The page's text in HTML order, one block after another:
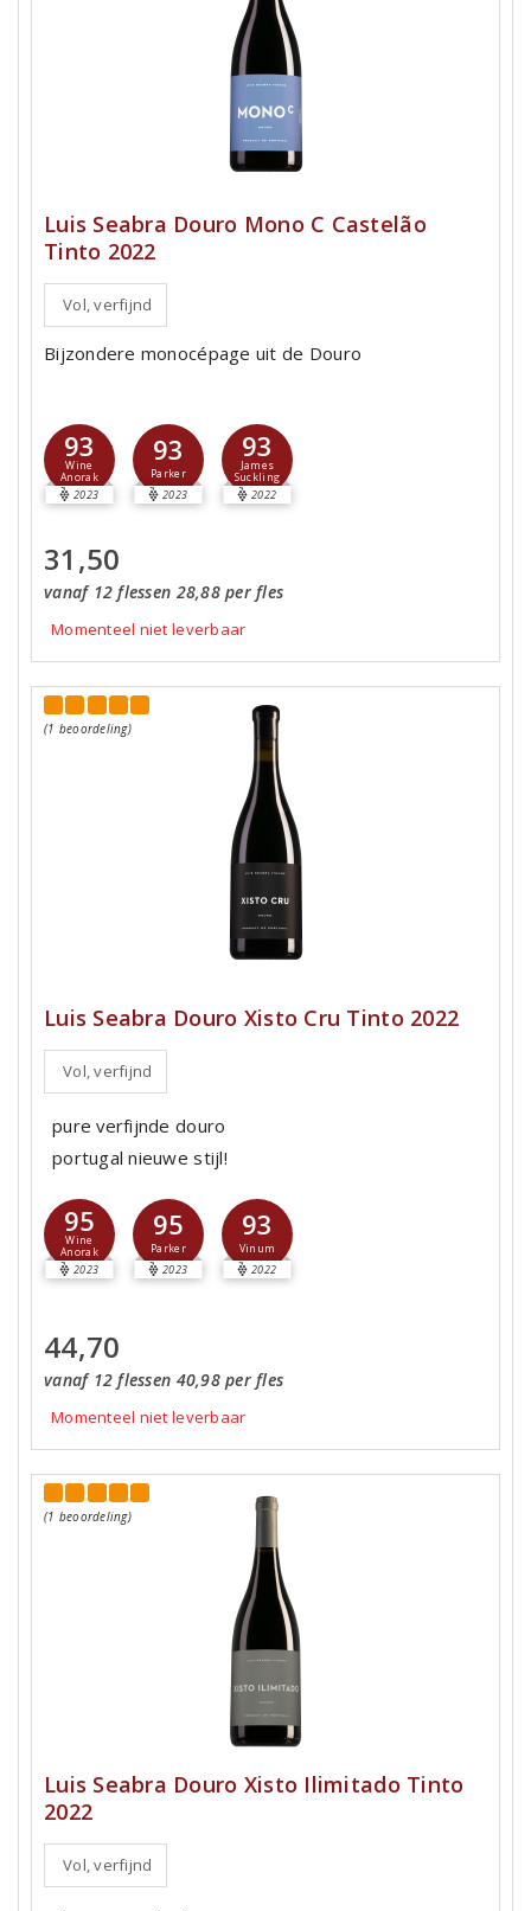
Luis Seabra Douro Mono C Castelão
Tinto 2022
Vol, verfijnd
Bijzondere monocépage uit de Douro
93
Wine
Anorak
2023
93
Parker
2023
93
James
Suckling
2022
31,50
vanaf 12 flessen 28,88 per fles
Momenteel niet leverbaar
(1 beoordeling)
Luis Seabra Douro Xisto Cru Tinto 2022
Vol, verfijnd
pure verfijnde douro
portugal nieuwe stijl!
95
Wine
Anorak
2023
95
Parker
2023
93
Vinum
2022
44,70
vanaf 12 flessen 40,98 per fles
Momenteel niet leverbaar
(1 beoordeling)
Luis Seabra Douro Xisto Ilimitado Tinto
2022
Vol, verfijnd